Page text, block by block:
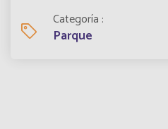
Categoría
Parque